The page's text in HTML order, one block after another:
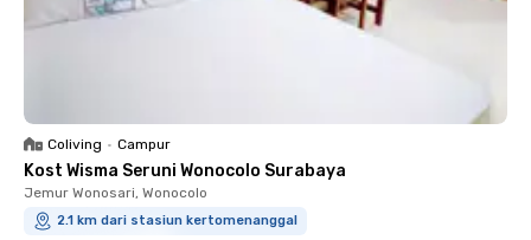
Coliving • Campur
Kost Wisma Seruni Wonocolo Surabaya
Jemur Wonosari, Wonocolo
2.1 km dari stasiun kertomenanggal